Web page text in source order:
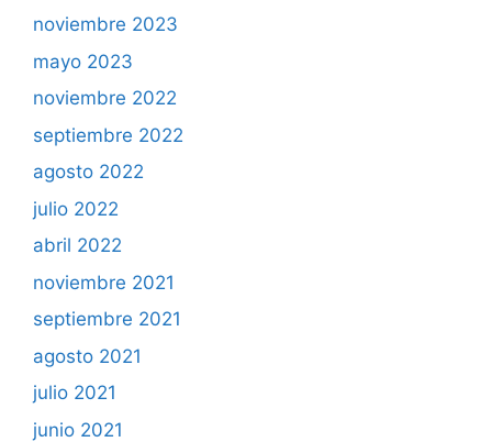
noviembre 2023
mayo 2023
noviembre 2022
septiembre 2022
agosto 2022
julio 2022
abril 2022
noviembre 2021
septiembre 2021
agosto 2021
julio 2021
junio 2021